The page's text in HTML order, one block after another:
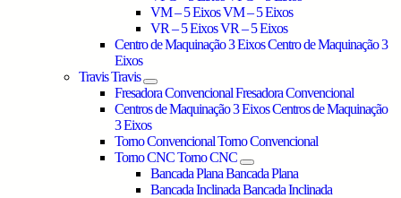
VM – 5 EixosVM – 5 Eixos
VR – 5 EixosVR – 5 Eixos
Centro de Maquinação 3 EixosCentro de Maquinação 3
Eixos
TravisTravis
Fresadora ConvencionalFresadora Convencional
Centros de Maquinação 3 EixosCentros de Maquinação
3 Eixos
Torno ConvencionalTorno Convencional
Torno CNCTorno CNC
Bancada PlanaBancada Plana
Bancada InclinadaBancada Inclinada